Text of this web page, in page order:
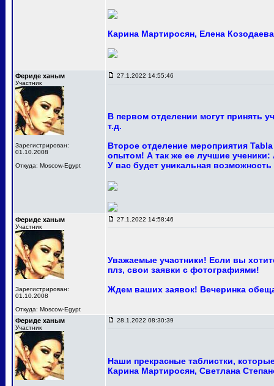
Карина Мартиросян, Елена
Фериде ханым
Участник
Зарегистрирован:
01.10.2008
Откуда: Moscow-Egypt
27.1.2022 14:55:46
В первом отделении могут принять
т.д.
Второе отделение мероприятия
опытом! А так же ее лучшие
У вас будет уникальная
Фериде ханым
Участник
Зарегистрирован:
01.10.2008
Откуда: Moscow-Egypt
27.1.2022 14:58:46
Уважаемые участники! Если вы
плз, свои заявки с фотографиями!
Ждем ваших заявок! Вечеринка
Фериде ханым
Участник
28.1.2022 08:30:39
Наши прекрасные таблистки,
Карина Мартиросян, Светлана